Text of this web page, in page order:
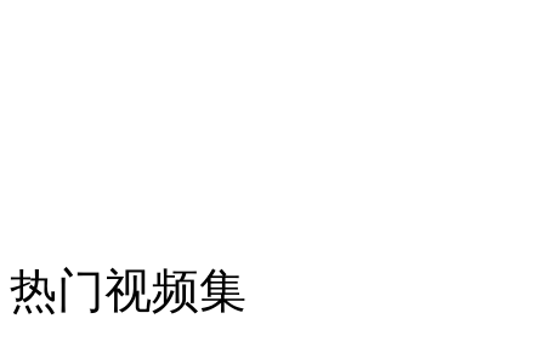
热门视频集